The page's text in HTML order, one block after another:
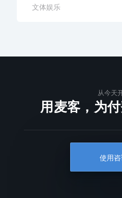
文体娱乐
从今天
用麦客，为
使用咨